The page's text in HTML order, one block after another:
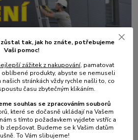
dovozcem hliníkových žebřů a
tak, jak ho znáte, potřebujeme
Vaši pomoc!
zážitek z nakupování, pamatovat
oblíbené produkty, abyste se nemuseli
stránkách vždy rychle našli to, co
času zbytečným klikáním.
souhlas se zpracováním souborů
které se dočasně ukládají na Vašem
s tímto požadavkem vyjdete vstříc a
zlepšovat. Budeme se k Vašim datům
To Vám slibujeme!